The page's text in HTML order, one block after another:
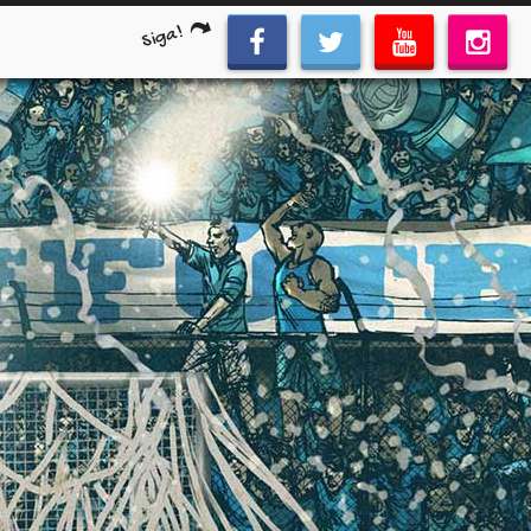
Siga!